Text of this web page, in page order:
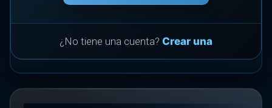
¿No tiene una cuenta? Crear una